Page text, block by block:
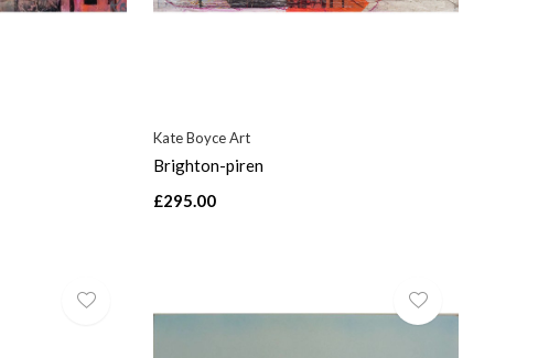
Kate Boyce Art
Brighton-piren
£295.00